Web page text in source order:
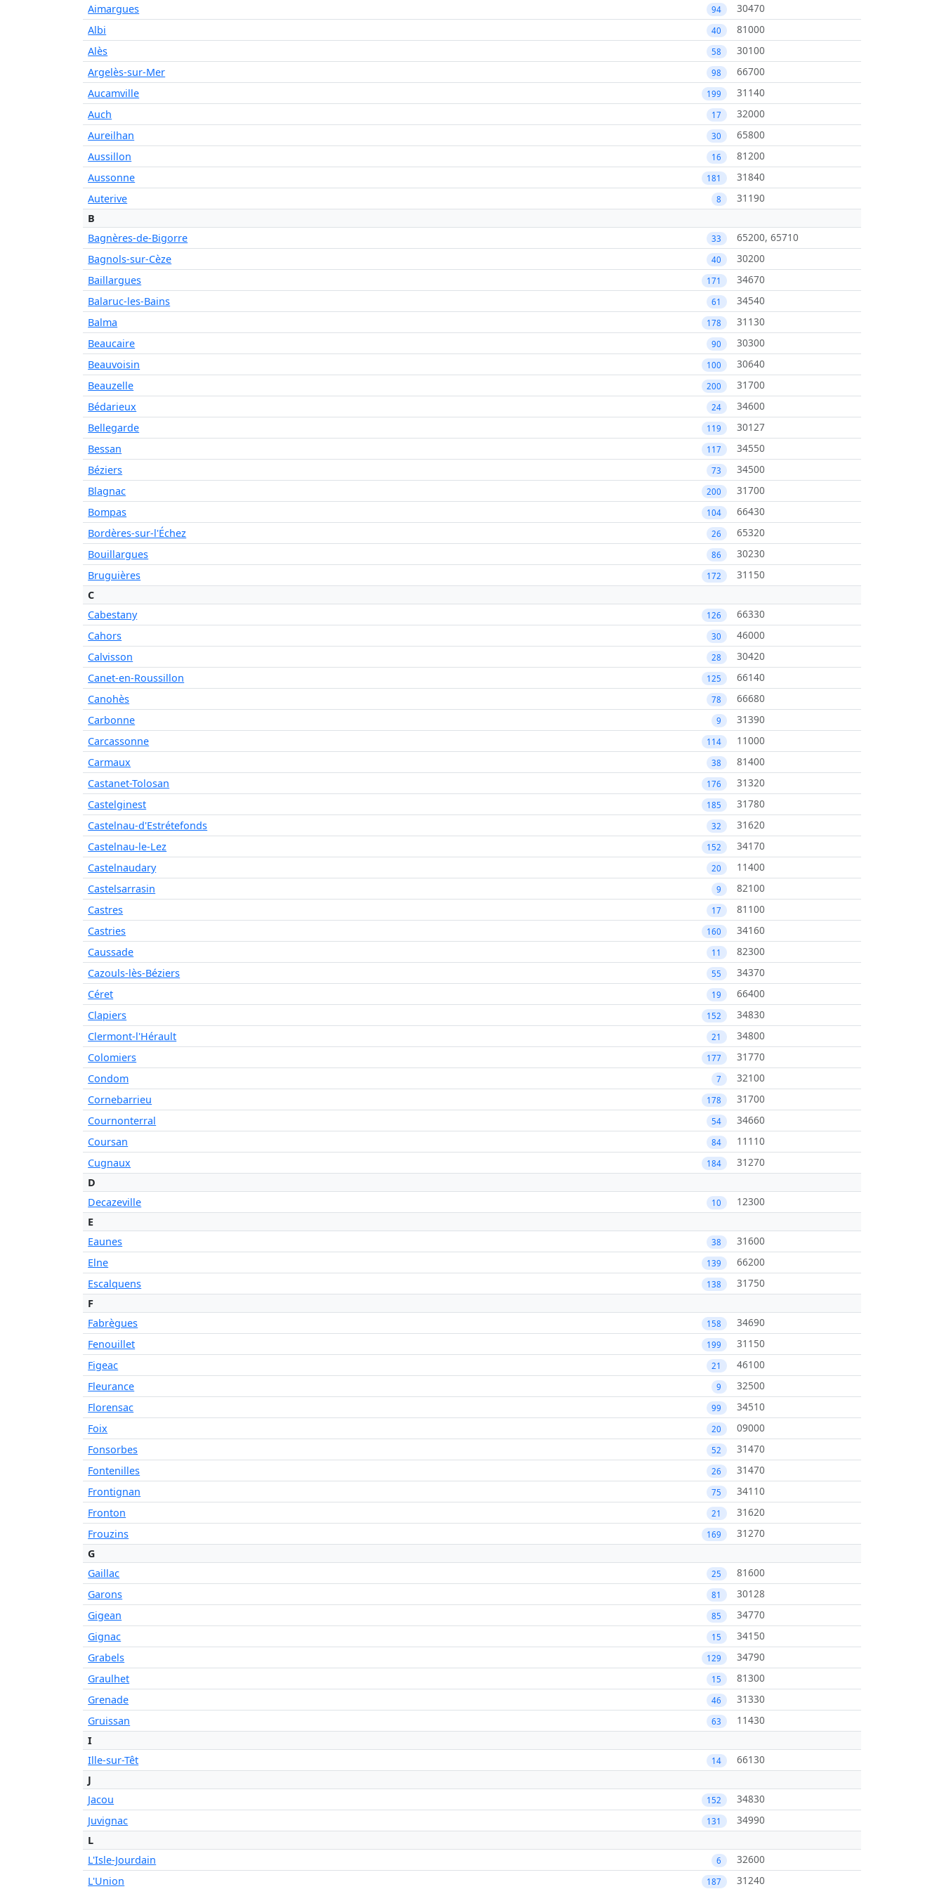
Aimargues
94
30470
Albi
40
81000
Alès
58
30100
Argelès-sur-Mer
98
66700
Aucamville
199
31140
Auch
17
32000
Aureilhan
30
65800
Aussillon
16
81200
Aussonne
181
31840
Auterive
8
31190
B
Bagnères-de-Bigorre
33
65200, 65710
Bagnols-sur-Cèze
40
30200
Baillargues
171
34670
Balaruc-les-Bains
61
34540
Balma
178
31130
Beaucaire
90
30300
Beauvoisin
100
30640
Beauzelle
200
31700
Bédarieux
24
34600
Bellegarde
119
30127
Bessan
117
34550
Béziers
73
34500
Blagnac
200
31700
Bompas
104
66430
Bordères-sur-l'Échez
26
65320
Bouillargues
86
30230
Bruguières
172
31150
C
Cabestany
126
66330
Cahors
30
46000
Calvisson
28
30420
Canet-en-Roussillon
125
66140
Canohès
78
66680
Carbonne
9
31390
Carcassonne
114
11000
Carmaux
38
81400
Castanet-Tolosan
176
31320
Castelginest
185
31780
Castelnau-d'Estrétefonds
32
31620
Castelnau-le-Lez
152
34170
Castelnaudary
20
11400
Castelsarrasin
9
82100
Castres
17
81100
Castries
160
34160
Caussade
11
82300
Cazouls-lès-Béziers
55
34370
Céret
19
66400
Clapiers
152
34830
Clermont-l'Hérault
21
34800
Colomiers
177
31770
Condom
7
32100
Cornebarrieu
178
31700
Cournonterral
54
34660
Coursan
84
11110
Cugnaux
184
31270
D
Decazeville
10
12300
E
Eaunes
38
31600
Elne
139
66200
Escalquens
138
31750
F
Fabrègues
158
34690
Fenouillet
199
31150
Figeac
21
46100
Fleurance
9
32500
Florensac
99
34510
Foix
20
09000
Fonsorbes
52
31470
Fontenilles
26
31470
Frontignan
75
34110
Fronton
21
31620
Frouzins
169
31270
G
Gaillac
25
81600
Garons
81
30128
Gigean
85
34770
Gignac
15
34150
Grabels
129
34790
Graulhet
15
81300
Grenade
46
31330
Gruissan
63
11430
I
Ille-sur-Têt
14
66130
J
Jacou
152
34830
Juvignac
131
34990
L
L'Isle-Jourdain
6
32600
L'Union
187 31240